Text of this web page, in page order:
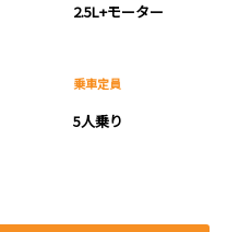
2.5L+モーター
乗車定員
5人乗り